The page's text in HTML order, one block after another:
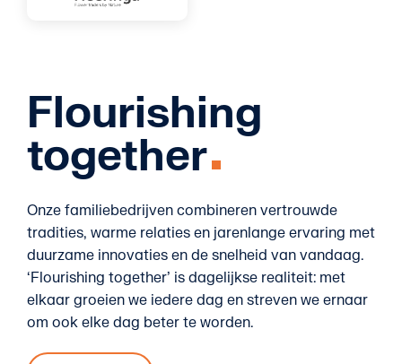
Flourishing
together
Onze familiebedrijven combineren vertrouwde
tradities, warme relaties en jarenlange ervaring met
duurzame innovaties en de snelheid van vandaag.
‘Flourishing together’ is dagelijkse realiteit: met
elkaar groeien we iedere dag en streven we ernaar
om ook elke dag beter te worden.